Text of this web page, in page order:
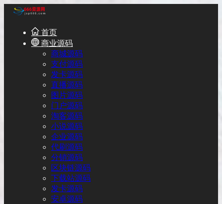
首页
商业源码
商城源码
支付源码
发卡源码
直播源码
图片源码
门户源码
淘客源码
小说源码
企业源码
代刷源码
分销源码
区块链源码
下载站源码
发卡源码
安卓源码